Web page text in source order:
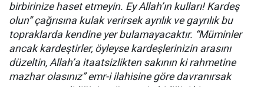
birbirinize haset etmeyin. Ey Allah’ın kulları! Kardeş
olun” çağrısına kulak verirsek ayrılık ve gayrılık bu
topraklarda kendine yer bulamayacaktır. “Müminler
ancak kardeştirler, öyleyse kardeşlerinizin arasını
düzeltin, Allah’a itaatsizlikten sakının ki rahmetine
mazhar olasınız” emr-i ilahisine göre davranırsak